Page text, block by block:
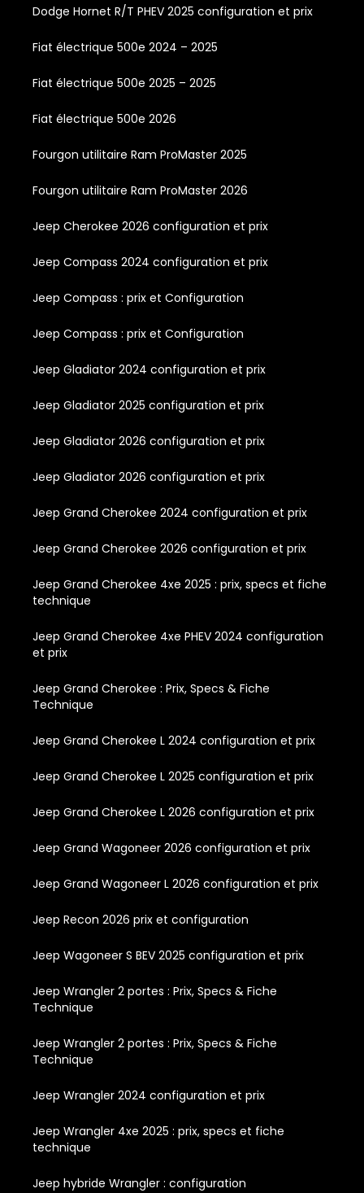
Dodge Hornet R/T PHEV 2025 configuration et prix
Fiat électrique 500e 2024 – 2025
Fiat électrique 500e 2025 – 2025
Fiat électrique 500e 2026
Fourgon utilitaire Ram ProMaster 2025
Fourgon utilitaire Ram ProMaster 2026
Jeep Cherokee 2026 configuration et prix
Jeep Compass 2024 configuration et prix
Jeep Compass : prix et Configuration
Jeep Compass : prix et Configuration
Jeep Gladiator 2024 configuration et prix
Jeep Gladiator 2025 configuration et prix
Jeep Gladiator 2026 configuration et prix
Jeep Gladiator 2026 configuration et prix
Jeep Grand Cherokee 2024 configuration et prix
Jeep Grand Cherokee 2026 configuration et prix
Jeep Grand Cherokee 4xe 2025 : prix, specs et fiche
technique
Jeep Grand Cherokee 4xe PHEV 2024 configuration
et prix
Jeep Grand Cherokee : Prix, Specs & Fiche
Technique
Jeep Grand Cherokee L 2024 configuration et prix
Jeep Grand Cherokee L 2025 configuration et prix
Jeep Grand Cherokee L 2026 configuration et prix
Jeep Grand Wagoneer 2026 configuration et prix
Jeep Grand Wagoneer L 2026 configuration et prix
Jeep Recon 2026 prix et configuration
Jeep Wagoneer S BEV 2025 configuration et prix
Jeep Wrangler 2 portes : Prix, Specs & Fiche
Technique
Jeep Wrangler 2 portes : Prix, Specs & Fiche
Technique
Jeep Wrangler 2024 configuration et prix
Jeep Wrangler 4xe 2025 : prix, specs et fiche
technique
Jeep hybride Wrangler : configuration